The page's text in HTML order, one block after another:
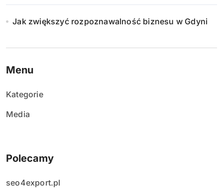
Jak zwiększyć rozpoznawalność biznesu w Gdyni
Menu
Kategorie
Media
Polecamy
seo4export.pl